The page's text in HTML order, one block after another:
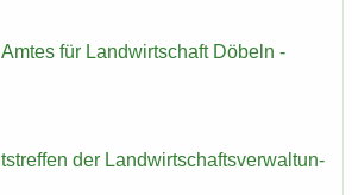
für Land­wirt­schaft Dö­beln -
der Land­wirt­schafts­ver­wal­tun­